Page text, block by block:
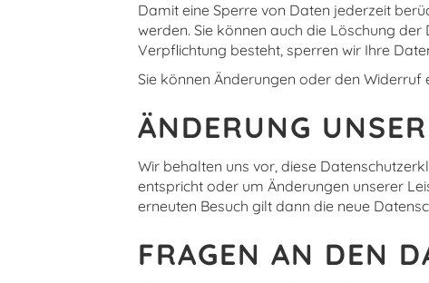
Damit eine Sperre von Daten jederzeit
werden. Sie können auch die Löschung
Verpflichtung besteht, sperren wir Ihre
Sie können Änderungen oder den
ÄNDERUNG
Wir behalten uns vor, diese
entspricht oder um Änderungen unserer
erneuten Besuch gilt dann die neue
FRAGEN AN DEN